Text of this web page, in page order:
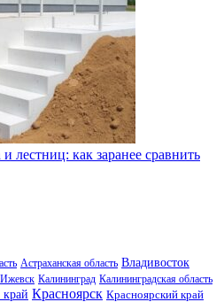
лестниц: как заранее сравнить
Астраханская область Владивосток
Ижевск Калининград Калининградская область
край Красноярск Красноярский край